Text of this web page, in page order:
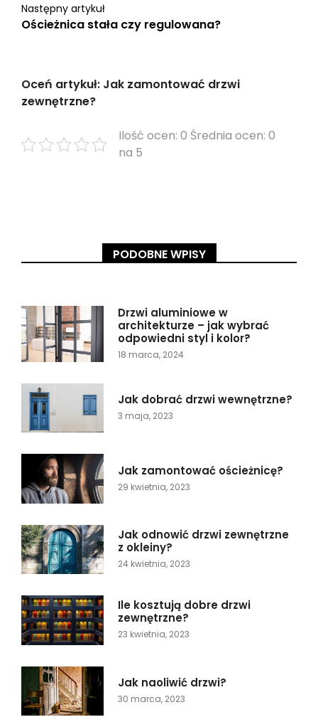
Następny artykuł
Ościeżnica stała czy regulowana?
Oceń artykuł: Jak zamontować drzwi
zewnętrzne?
Ilość ocen: 0 Średnia ocen: 0
na 5
PODOBNE WPISY
Drzwi aluminiowe w
architekturze – jak wybrać
odpowiedni styl i kolor?
18 marca, 2024
Jak dobrać drzwi wewnętrzne?
3 maja, 2023
Jak zamontować ościeżnicę?
29 kwietnia, 2023
Jak odnowić drzwi zewnętrzne
z okleiny?
24 kwietnia, 2023
Ile kosztują dobre drzwi
zewnętrzne?
23 kwietnia, 2023
Jak naoliwić drzwi?
30 marca, 2023